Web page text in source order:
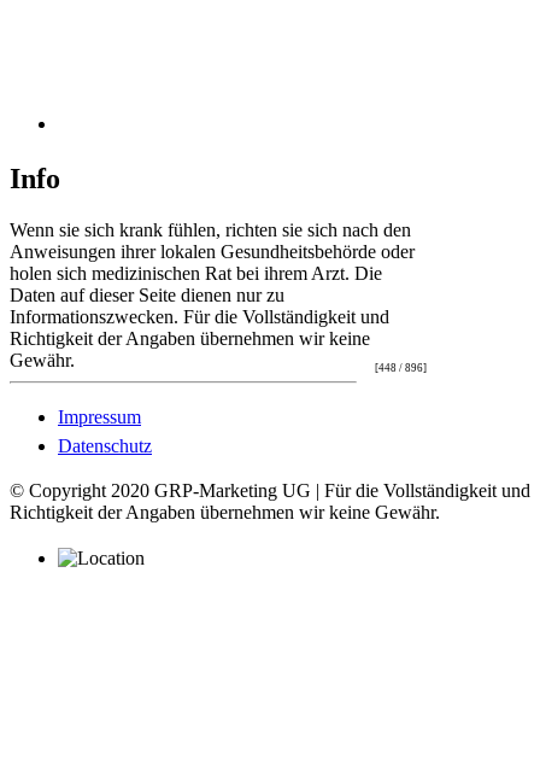
Info
Wenn sie sich krank fühlen, richten sie sich nach den
Anweisungen ihrer lokalen Gesundheitsbehörde oder
holen sich medizinischen Rat bei ihrem Arzt. Die
Daten auf dieser Seite dienen nur zu
Informationszwecken. Für die Vollständigkeit und
Richtigkeit der Angaben übernehmen wir keine
Gewähr.
[448 / 896]
Impressum
Datenschutz
© Copyright 2020 GRP-Marketing UG | Für die Vollständigkeit und
Richtigkeit der Angaben übernehmen wir keine Gewähr.